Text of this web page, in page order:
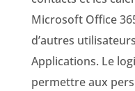
Microsoft Office
d’autres
Applications. Le
permettre aux